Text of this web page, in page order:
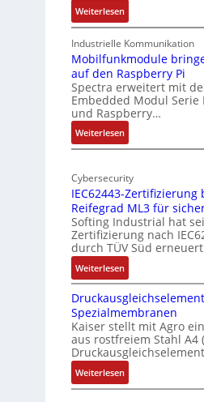
rI
a
n
d
E
g
e
Weiterlesen:
1
9
-
Z
o
l
l
-
I
d
u
t
r
i
e
-
P
C
l
ä
s
s
Industrielle Kommunikation
Mobilfunkmodule
auf den Raspberry Pi
Spectra erweitert mit
Embedded Modul Serie
und Raspberry…
Weiterlesen:
M
b
i
f
u
n
k
m
o
d
u
l
e
b
r
Cybersecurity
IEC62443-Zertifizierung
Reifegrad ML3 für
Softing Industrial hat
Zertifizierung nach
durch TÜV Süd
Weiterlesen:
I
E
C
6
2
4
4
3
Spezialmembranen
Kaiser stellt mit Agro
aus rostfreiem Stahl A4
Weiterlesen:
D